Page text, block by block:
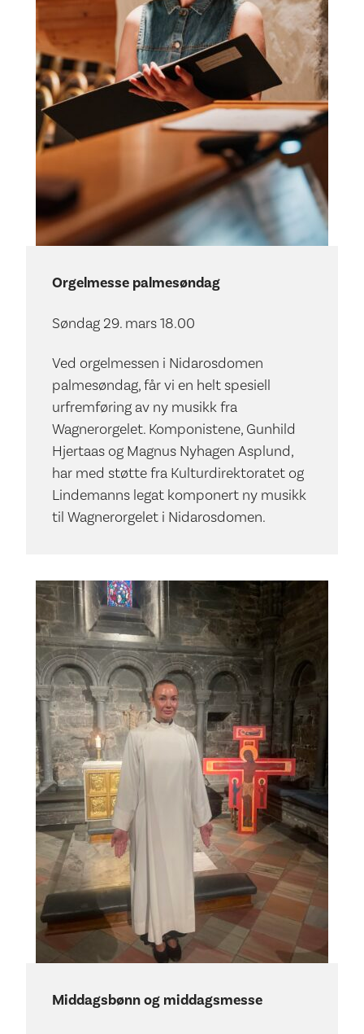
Orgelmesse palmesøndag
Søndag 29. mars 18.00
Ved orgelmessen i Nidarosdomen
palmesøndag, får vi en helt spesiell
urfremføring av ny musikk fra
Wagnerorgelet. Komponistene, Gunhild
Hjertaas og Magnus Nyhagen Asplund,
har med støtte fra Kulturdirektoratet og
Lindemanns legat komponert ny musikk
til Wagnerorgelet i Nidarosdomen.
Middagsbønn og middagsmesse